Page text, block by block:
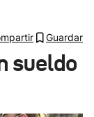
Guardar
sueldo